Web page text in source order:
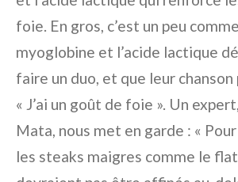
foie. En gros, c’est un peu
myoglobine et l’acide lactique
faire un duo, et que leur
« J’ai un goût de foie ». Un
Mata, nous met en garde : «
les steaks maigres comme le